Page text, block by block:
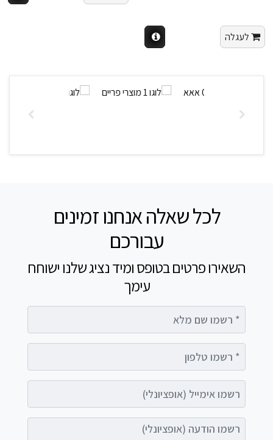
לעגלה
לכל שאלה אנחנו זמינים
עבורכם
השאירו פרטים בטופס ומיד נציג שלנו ישוחח
עימך
רשמו הודעה (אופציונלי)